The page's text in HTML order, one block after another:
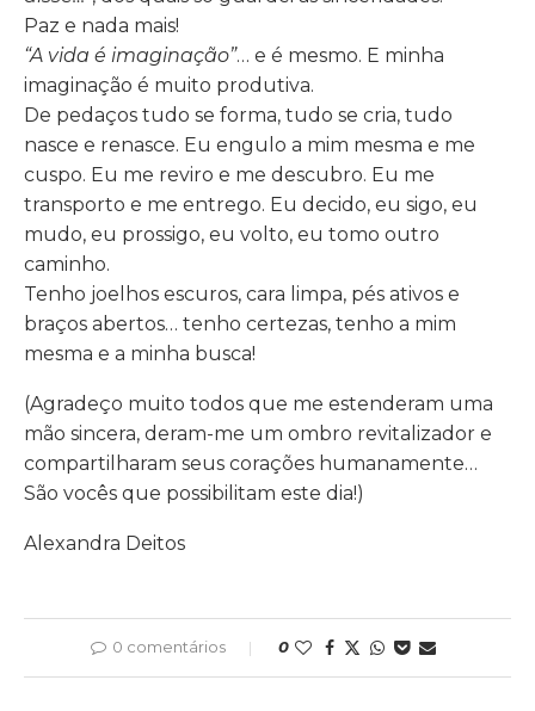
Paz e nada mais!
“A vida é imaginação”… e é mesmo. E minha
imaginação é muito produtiva.
De pedaços tudo se forma, tudo se cria, tudo
nasce e renasce. Eu engulo a mim mesma e me
cuspo. Eu me reviro e me descubro. Eu me
transporto e me entrego. Eu decido, eu sigo, eu
mudo, eu prossigo, eu volto, eu tomo outro
caminho.
Tenho joelhos escuros, cara limpa, pés ativos e
braços abertos… tenho certezas, tenho a mim
mesma e a minha busca!
(Agradeço muito todos que me estenderam uma
mão sincera, deram-me um ombro revitalizador e
compartilharam seus corações humanamente…
São vocês que possibilitam este dia!)
Alexandra Deitos
0 comentários 0